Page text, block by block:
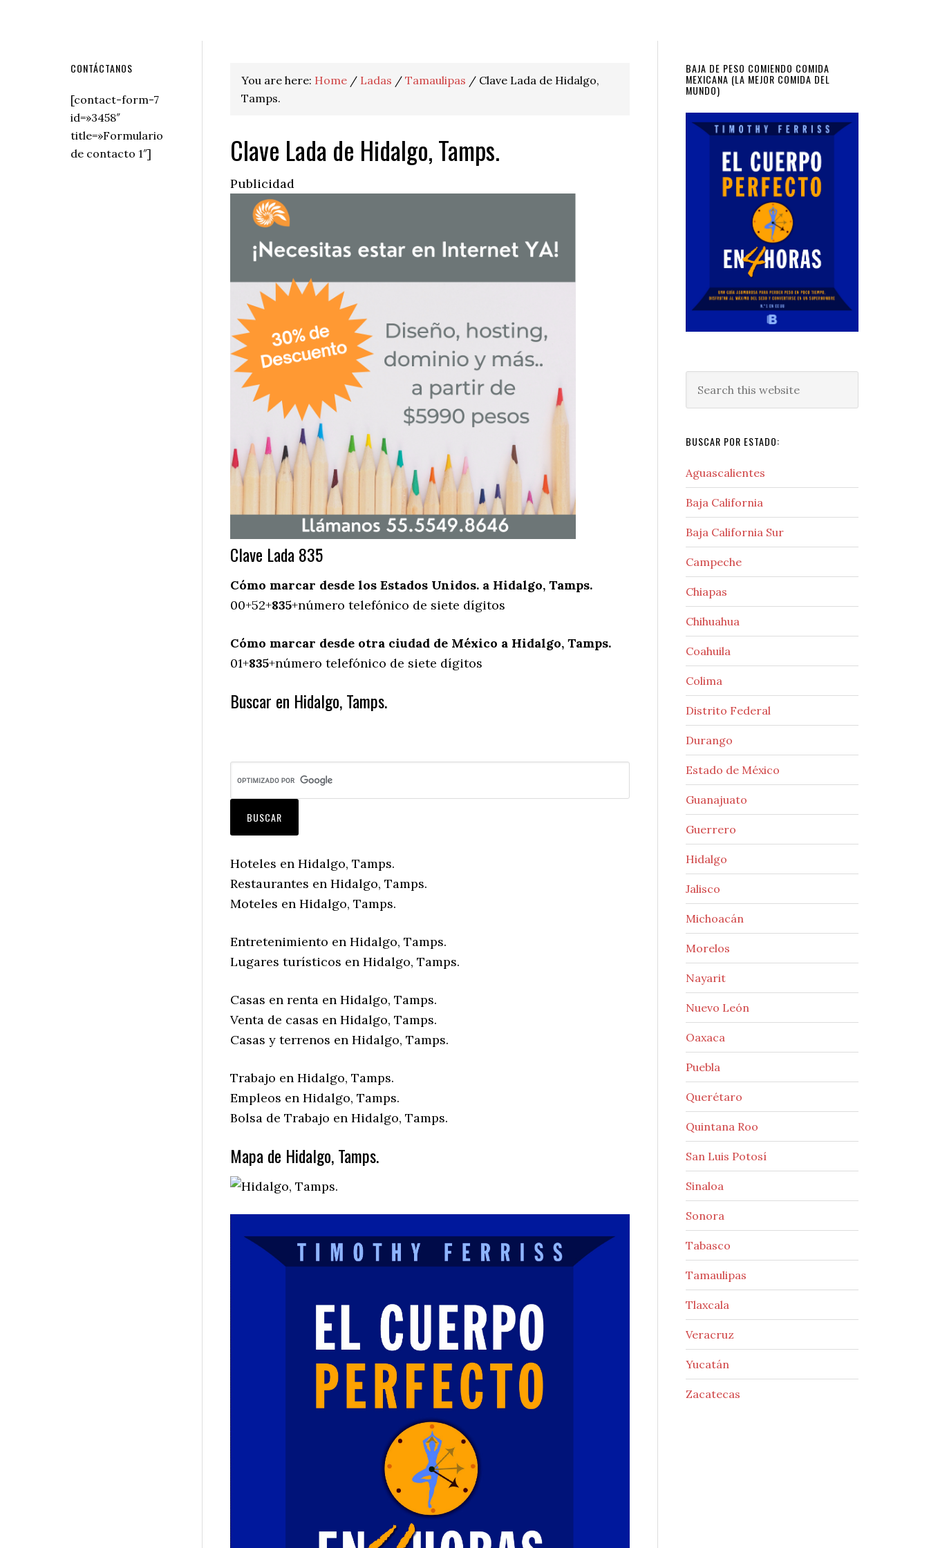
You are here: Home / Ladas / Tamaulipas / Clave Lada de Hidalgo,
Tamps.
Clave Lada de Hidalgo, Tamps.
Publicidad
Clave Lada 835
Cómo marcar desde los Estados Unidos. a Hidalgo, Tamps.
00+52+835+número telefónico de siete dígitos
Cómo marcar desde otra ciudad de México a Hidalgo, Tamps.
01+835+número telefónico de siete dígitos
Buscar en Hidalgo, Tamps.
Hoteles en Hidalgo, Tamps.
Restaurantes en Hidalgo, Tamps.
Moteles en Hidalgo, Tamps.
Entretenimiento en Hidalgo, Tamps.
Lugares turísticos en Hidalgo, Tamps.
Casas en renta en Hidalgo, Tamps.
Venta de casas en Hidalgo, Tamps.
Casas y terrenos en Hidalgo, Tamps.
Trabajo en Hidalgo, Tamps.
Empleos en Hidalgo, Tamps.
Bolsa de Trabajo en Hidalgo, Tamps.
Mapa de Hidalgo, Tamps.
Primary
Sidebar
BAJA DE PESO COMIENDO COMIDA
MEXICANA (LA MEJOR COMIDA DEL
MUNDO)
this
BUSCAR POR ESTADO:
Aguascalientes
Baja California
Baja California Sur
Campeche
Chiapas
Chihuahua
Coahuila
Colima
Distrito Federal
Durango
Estado de México
Guanajuato
Guerrero
Hidalgo
Jalisco
Michoacán
Morelos
Nayarit
Nuevo León
Oaxaca
Puebla
Querétaro
Quintana Roo
San Luis Potosí
Sinaloa
Sonora
Tabasco
Tamaulipas
Tlaxcala
Veracruz
Yucatán
Zacatecas
Secondary
Sidebar
CONTÁCTANOS
[contact-form-7
id=»3458″
title=»Formulario
de contacto 1″]